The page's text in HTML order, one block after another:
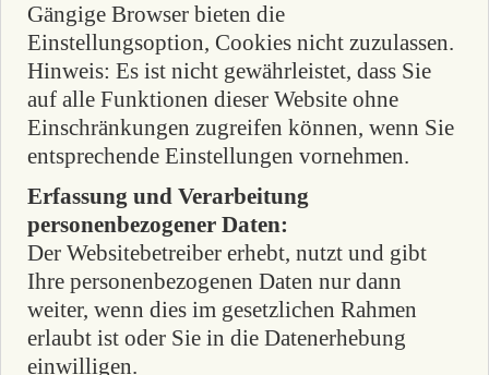
Gängige Browser bieten die
Einstellungsoption, Cookies nicht zuzulassen.
Hinweis: Es ist nicht gewährleistet, dass Sie
auf alle Funktionen dieser Website ohne
Einschränkungen zugreifen können, wenn Sie
entsprechende Einstellungen vornehmen.
Erfassung und Verarbeitung
personenbezogener Daten:
Der Websitebetreiber erhebt, nutzt und gibt
Ihre personenbezogenen Daten nur dann
weiter, wenn dies im gesetzlichen Rahmen
erlaubt ist oder Sie in die Datenerhebung
einwilligen.